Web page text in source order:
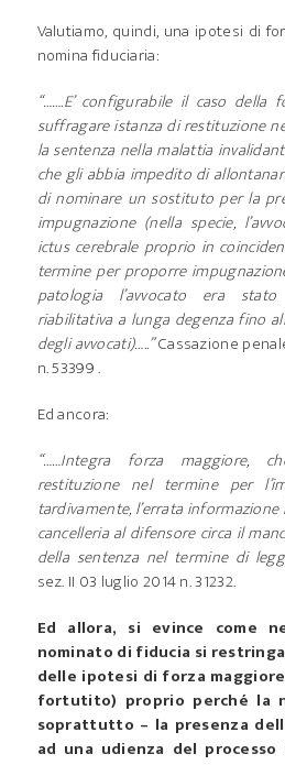
Valutiamo, quindi, una ipotesi di
nomina fiduciaria:
“…….E’ configurabile il caso
suffragare istanza di restituzione
la sentenza nella malattia
che gli abbia impedito di
di nominare un sostituto per la
impugnazione (nella specie,
ictus cerebrale proprio in
termine per proporre
patologia l’avvocato era
riabilitativa a lunga degenza fino
degli avvocati)…..”Cassazione
n. 53399 .
Ed ancora:
“……Integra forza maggiore,
restituzione nel termine per
tardivamente, l’errata
cancelleria al difensore circa il
della sentenza nel termine di
sez. II 03 luglio 2014 n. 31232.
Ed allora, si evince come
nominato di fiducia si
delle ipotesi di forza
fortutito) proprio perché la
soprattutto – la presenza
ad una udienza del